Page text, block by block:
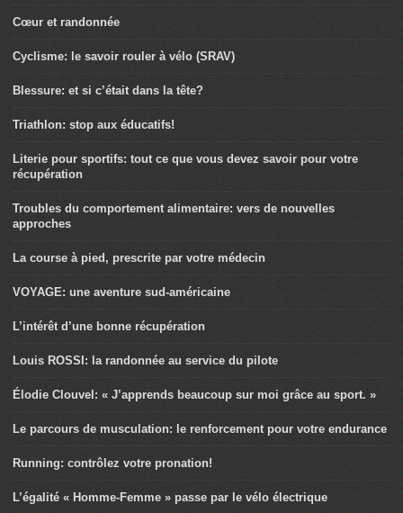
Cœur et randonnée
Cyclisme: le savoir rouler à vélo (SRAV)
Blessure: et si c’était dans la tête?
Triathlon: stop aux éducatifs!
Literie pour sportifs: tout ce que vous devez savoir pour votre
récupération
Troubles du comportement alimentaire: vers de nouvelles
approches
La course à pied, prescrite par votre médecin
VOYAGE: une aventure sud-américaine
L’intérêt d’une bonne récupération
Louis ROSSI: la randonnée au service du pilote
Élodie Clouvel: « J’apprends beaucoup sur moi grâce au sport. »
Le parcours de musculation: le renforcement pour votre endurance
Running: contrôlez votre pronation!
L’égalité « Homme-Femme » passe par le vélo électrique